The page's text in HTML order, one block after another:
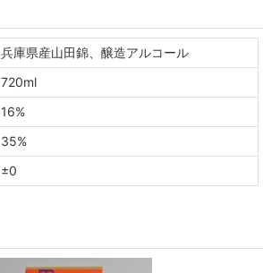
兵庫県産山田錦、醸造アルコール
720ml
16%
35%
±0